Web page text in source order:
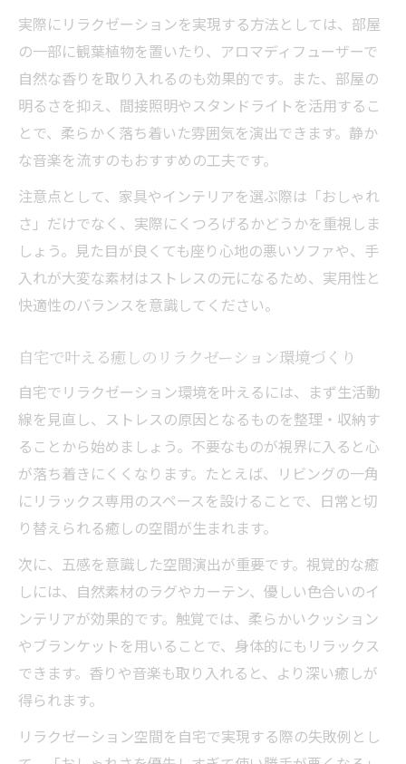
小物でセンスアップするリラクゼーション
空間演出
おしゃれと快適さを両立するリラクゼーシ
ョン術
リラックス空間に欠かせないインテリアの選び
リラクゼーションを左右するインテリア選
びの基本
癒しを感じるリラクゼーション家具のポイ
ント
り入れ方
自宅で使えるリラクゼーションインテリア
実例集
リラックスできる部屋づくりとインテリア
選びの関係
自宅で整える癒し重視のスッキリレイアウト
リラクゼーション効果を高めるレイアウト
の工夫
癒し空間を生むリラクゼーションのレイア
ウト術
一人暮らしでもできるリラクゼーション配
置法
快適リラクゼーション空間の整理整頓ポイ
ント
実際にリラクゼーションを実現する方法としては、部屋
の一部に観葉植物を置いたり、アロマディフューザーで
自然な香りを取り入れるのも効果的です。また、部屋の
明るさを抑え、間接照明やスタンドライトを活用するこ
とで、柔らかく落ち着いた雰囲気を演出できます。静か
な音楽を流すのもおすすめの工夫です。
注意点として、家具やインテリアを選ぶ際は「おしゃれ
さ」だけでなく、実際にくつろげるかどうかを重視しま
しょう。見た目が良くても座り心地の悪いソファや、手
入れが大変な素材はストレスの元になるため、実用性と
快適性のバランスを意識してください。
自宅で叶える癒しのリラクゼーション環境づくり
自宅でリラクゼーション環境を叶えるには、まず生活動
線を見直し、ストレスの原因となるものを整理・収納す
ることから始めましょう。不要なものが視界に入ると心
が落ち着きにくくなります。たとえば、リビングの一角
にリラックス専用のスペースを設けることで、日常と切
り替えられる癒しの空間が生まれます。
次に、五感を意識した空間演出が重要です。視覚的な癒
しには、自然素材のラグやカーテン、優しい色合いのイ
ンテリアが効果的です。触覚では、柔らかいクッション
やブランケットを用いることで、身体的にもリラックス
できます。香りや音楽も取り入れると、より深い癒しが
得られます。
リラクゼーション空間を自宅で実現する際の失敗例とし